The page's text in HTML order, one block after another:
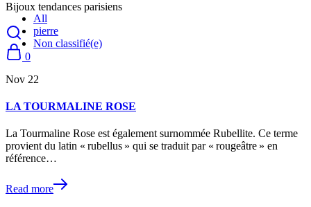
Bijoux tendances parisiens
0
All
pierre
Non classifié(e)
Nov 22
LA TOURMALINE ROSE
La Tourmaline Rose est également surnommée Rubellite. Ce terme
provient du latin « rubellus » qui se traduit par « rougeâtre » en
référence…
Read more